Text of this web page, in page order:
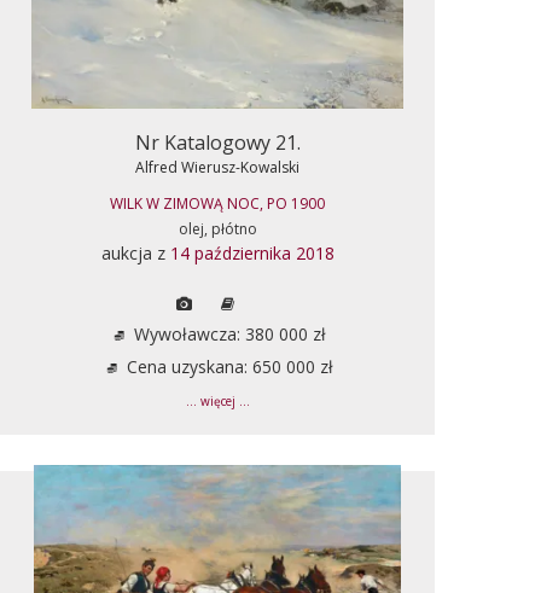
Nr Katalogowy 21.
Alfred Wierusz-Kowalski
WILK W ZIMOWĄ NOC, PO 1900
olej, płótno
aukcja z 14 października 2018
Wywoławcza: 380 000 zł
Cena uzyskana: 650 000 zł
... więcej ...